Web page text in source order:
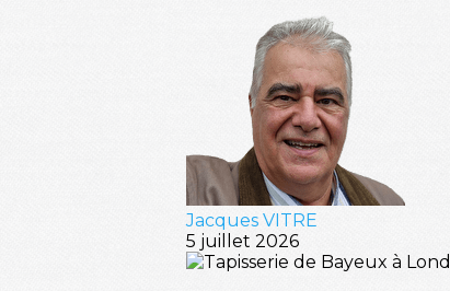
Jacques VITRE
5 juillet 2026